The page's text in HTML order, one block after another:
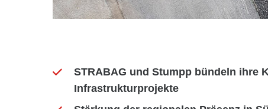
STRABAG und Stumpp bündeln ihre
Infrastrukturprojekte